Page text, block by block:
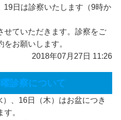
19日は診察いたします（9時か
せていただきます。診察をご
をお願いします。
2018年07月27日 11:26
診察について
、16日（木）はお盆につき
。